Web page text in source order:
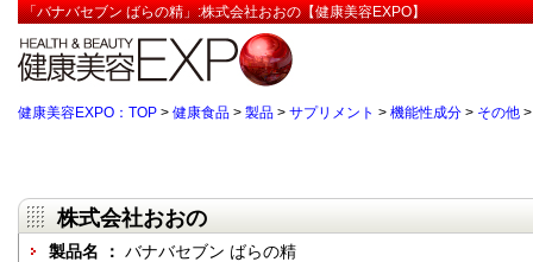
「バナバセブン ばらの精」:株式会社おおの【健康美容EXPO】
健康美容EXPO：TOP > 健康食品 > 製品 > サプリメント > 機能性成分 > その他
株式会社おおの
製品名 ： バナバセブン ばらの精